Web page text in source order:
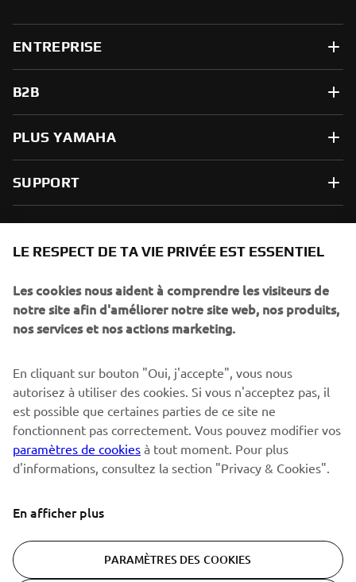
ENTREPRISE
B2B
PLUS YAMAHA
SUPPORT
spéciaux, les lancements de produits, etc.
S'ABONNER
Lisez notre politique de confidentialité pour savoir comment
nous traitons vos données personnelles : Politique de
Confidentialité
LE RESPECT DE TA VIE PRIVÉE EST ESSENTIEL
Les cookies nous aident à comprendre les visiteurs de
notre site afin d'améliorer notre site web, nos produits,
nos services et nos actions marketing.
En cliquant sur bouton "Oui, j'accepte", vous nous
autorisez à utiliser des cookies. Si vous n'acceptez pas, il
est possible que certaines parties de ce site ne
fonctionnent pas correctement. Vous pouvez modifier vos
paramètres de cookies à tout moment. Pour plus
d'informations, consultez la section "Privacy & Cookies".
En afficher plus
PARAMÈTRES DES COOKIES